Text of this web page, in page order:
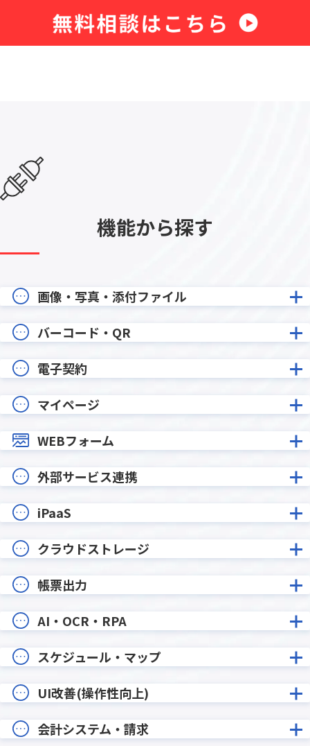
機能から探す
画像・写真・添付ファイル
バーコード・QR
電子契約
マイページ
WEBフォーム
外部サービス連携
iPaaS
クラウドストレージ
帳票出力
AI・OCR・RPA
スケジュール・マップ
UI改善(操作性向上)
会計システム・請求